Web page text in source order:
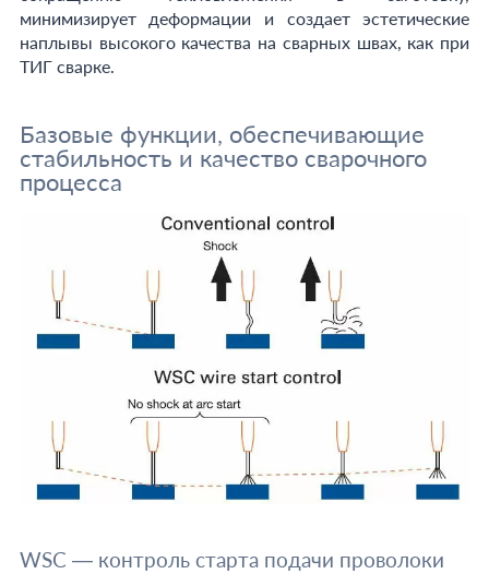
минимизирует деформации и создает эстетические
наплывы высокого качества на сварных швах, как при
ТИГ сварке.
Базовые функции, обеспечивающие
стабильность и качество сварочного
процесса
WSC — контроль старта подачи проволоки